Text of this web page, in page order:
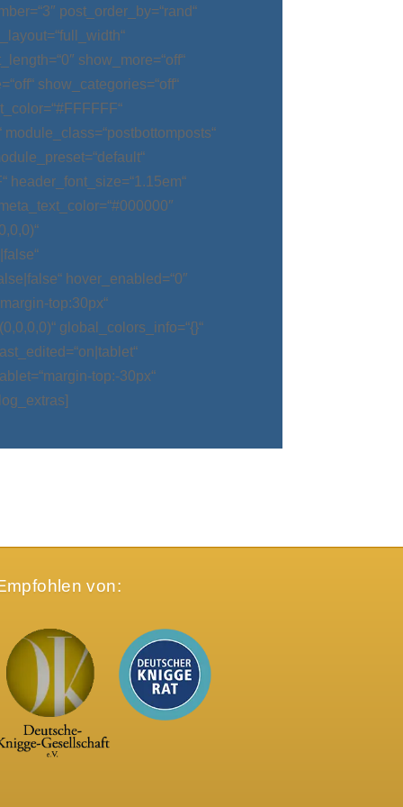
post_order_by=“rand“
show_more=“off“
show_categories=“off“
header_font_size=“1.15em“
hover_enabled=“0″
top:30px“
global_colors_info=“{}“
top:-30px“
von: